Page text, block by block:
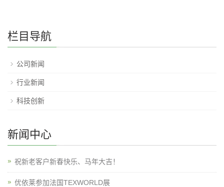
栏目导航
公司新闻
行业新闻
科技创新
新闻中心
祝新老客户新春快乐、马年大吉！
优依莱参加法国TEXWORLD展